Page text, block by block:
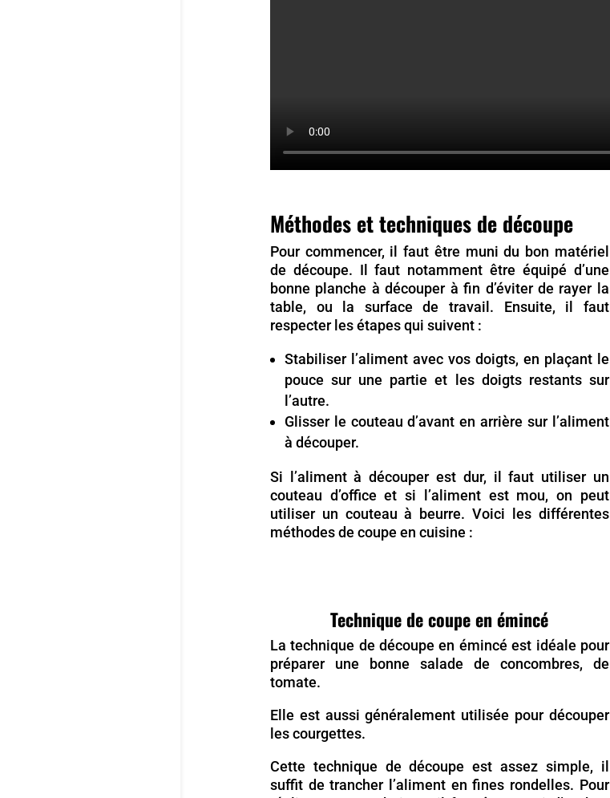
Méthodes et techniques de découpe
Pour commencer, il faut être muni du bon matériel
de découpe. Il faut notamment être équipé d’une
bonne planche à découper à fin d’éviter de rayer la
table, ou la surface de travail. Ensuite, il faut
respecter les étapes qui suivent :
Stabiliser l’aliment avec vos doigts, en plaçant le
pouce sur une partie et les doigts restants sur
l’autre.
Glisser le couteau d’avant en arrière sur l’aliment
à découper.
Si l’aliment à découper est dur, il faut utiliser un
couteau d’office et si l’aliment est mou, on peut
utiliser un couteau à beurre. Voici les différentes
méthodes de coupe en cuisine :
Technique de coupe en émincé
La technique de découpe en émincé est idéale pour
préparer une bonne salade de concombres, de
tomate.
Elle est aussi généralement utilisée pour découper
les courgettes.
Cette technique de découpe est assez simple, il
suffit de trancher l’aliment en fines rondelles. Pour